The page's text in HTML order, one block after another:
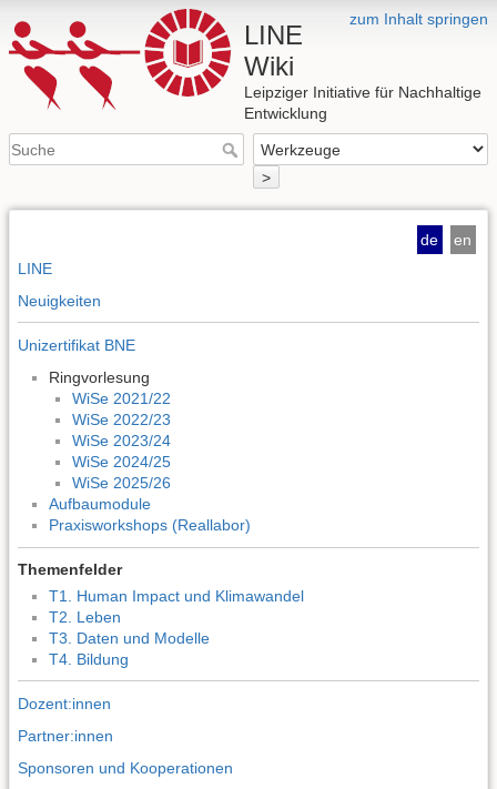
zum Inhalt springen
LINE
Wiki
Leipziger Initiative für Nachhaltige
Entwicklung
>
de
en
LINE
Neuigkeiten
Unizertifikat BNE
Ringvorlesung
WiSe 2021/22
WiSe 2022/23
WiSe 2023/24
WiSe 2024/25
WiSe 2025/26
Aufbaumodule
Praxisworkshops (Reallabor)
Themenfelder
T1. Human Impact und Klimawandel
T2. Leben
T3. Daten und Modelle
T4. Bildung
Dozent:innen
Partner:innen
Sponsoren und Kooperationen